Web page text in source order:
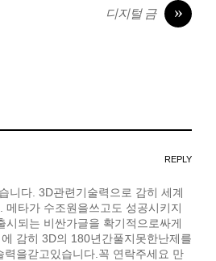
»
디지털 금
니다. 3D관련기술력으로 감히 세계
타가 수조원을쓰고도 성공시키지
되는 비싼가글을 확기적으로싸게
감히 3D의 180년간풀지못한난제를
을갇고있습니다.꼭 연락주세요 만
REPLY